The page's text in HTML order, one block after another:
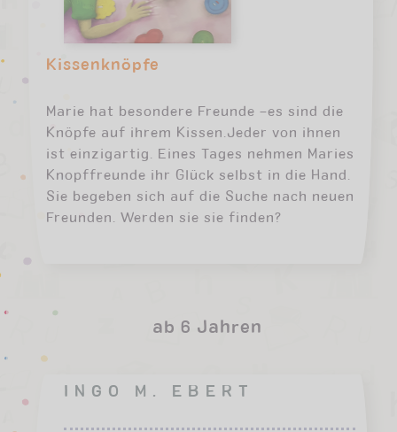
Kissenknöpfe
Marie hat besondere Freunde –es sind die
Knöpfe auf ihrem Kissen.Jeder von ihnen
ist einzigartig. Eines Tages nehmen Maries
Knopffreunde ihr Glück selbst in die Hand.
Sie begeben sich auf die Suche nach neuen
Freunden. Werden sie sie finden?
ab 6 Jahren
INGO M. EBERT